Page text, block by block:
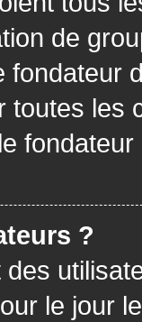
de
fondateur
toutes les
?
le jour